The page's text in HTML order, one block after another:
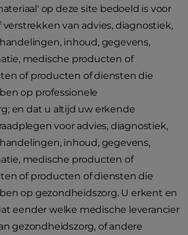
op deze site bedoeld is voor
van advies, diagnostiek,
inhoud, gegevens,
medische producten of
of producten of diensten die
op professionele
en dat u altijd uw erkende
voor advies, diagnostiek,
inhoud, gegevens,
medische producten of
of producten of diensten die
op gezondheidszorg. U erkent en
eender welke medische leverancier
gezondheidszorg, of andere